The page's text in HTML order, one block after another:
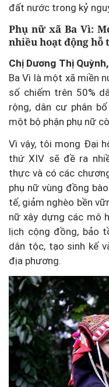
đất nước trong kỷ
Phụ nữ xã Ba Vì:
nhiều hoạt động hỗ
Chị Dương Thị
Ba Vì là một xã miền
số chiếm trên 50%
rộng, dân cư phân
một bộ phận phụ nữ
Vì vậy, tôi mong Đại
thứ XIV sẽ đề ra
thực và có các
phụ nữ vùng đồng
tế, giảm nghèo bền
nữ xây dựng các mô
lịch cộng đồng, bảo
dân tộc, tạo sinh kế
địa phương.